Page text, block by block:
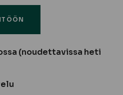
(noudettavissa heti